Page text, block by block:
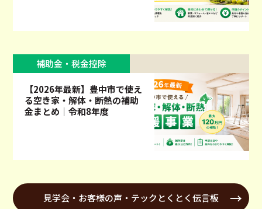
補助金・税金控除
【2026年最新】豊中市で使え
る空き家・解体・断熱の補助
金まとめ｜令和8年度
見学会・お客様の声・テックとくとく伝言板